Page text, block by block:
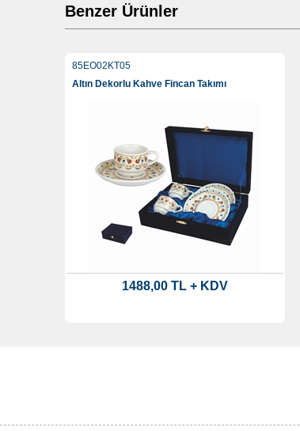
Benzer Ürünler
85EO02KT05
Altın Dekorlu Kahve Fincan Takımı
1488,00 TL + KDV